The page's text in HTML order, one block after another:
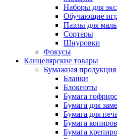
Наборы для
Обучающие
Пазлы для
Сортеры
Шнуровки
Фокусы
Канцелярские товары
Бумажная продукция
Бланки
Блокноты
Бумага
Бумага для
Бумага для
Бумага
Бумага